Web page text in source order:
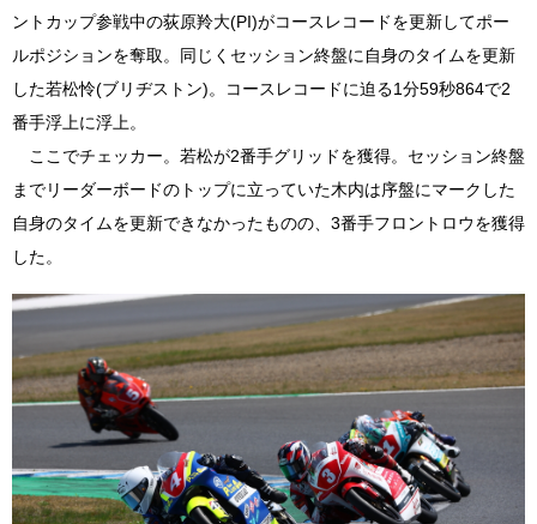
ントカップ参戦中の荻原羚大(PI)がコースレコードを更新してポー
ルポジションを奪取。同じくセッション終盤に自身のタイムを更新
した若松怜(ブリヂストン)。コースレコードに迫る1分59秒864で2
番手浮上に浮上。
ここでチェッカー。若松が2番手グリッドを獲得。セッション終盤
までリーダーボードのトップに立っていた木内は序盤にマークした
自身のタイムを更新できなかったものの、3番手フロントロウを獲得
した。